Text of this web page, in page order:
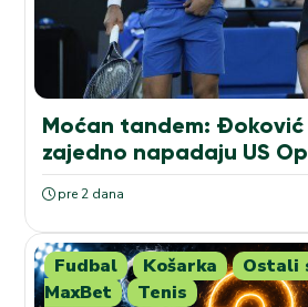
Moćan tandem: Đoković
zajedno napadaju US
pre 2 dana
Fudbal Košarka Ostali
MaxBet
Tenis